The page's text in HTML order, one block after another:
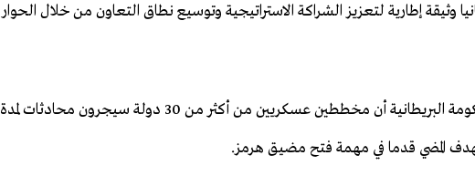
وثيقة إطارية لتعزيز الشراكة الاستراتيجية وتوسيع نطاق التعاون من خلال الحوار
وتأتي زيارة فيدان في وقت أعلنت فيه الحكومة البريطانية أن مخططين عسكريين من أكثر من 30 دولة سيجرون محادثات لمدة
المضي قدما في مهمة فتح مضيق هرمز.